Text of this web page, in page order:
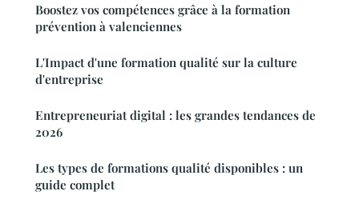
Boostez vos compétences grâce à la formation
prévention à valenciennes
L'Impact d'une formation qualité sur la culture
d'entreprise
Entrepreneuriat digital : les grandes tendances de
2026
Les types de formations qualité disponibles : un
guide complet